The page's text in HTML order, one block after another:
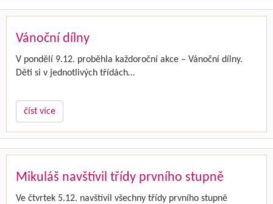
Vánoční dílny
V pondělí 9.12. proběhla každoroční akce – Vánoční dílny.
Děti si v jednotlivých třídách…
číst více
Mikuláš navštívil třídy prvního stupně
Ve čtvrtek 5.12. navštívil všechny třídy prvního stupně